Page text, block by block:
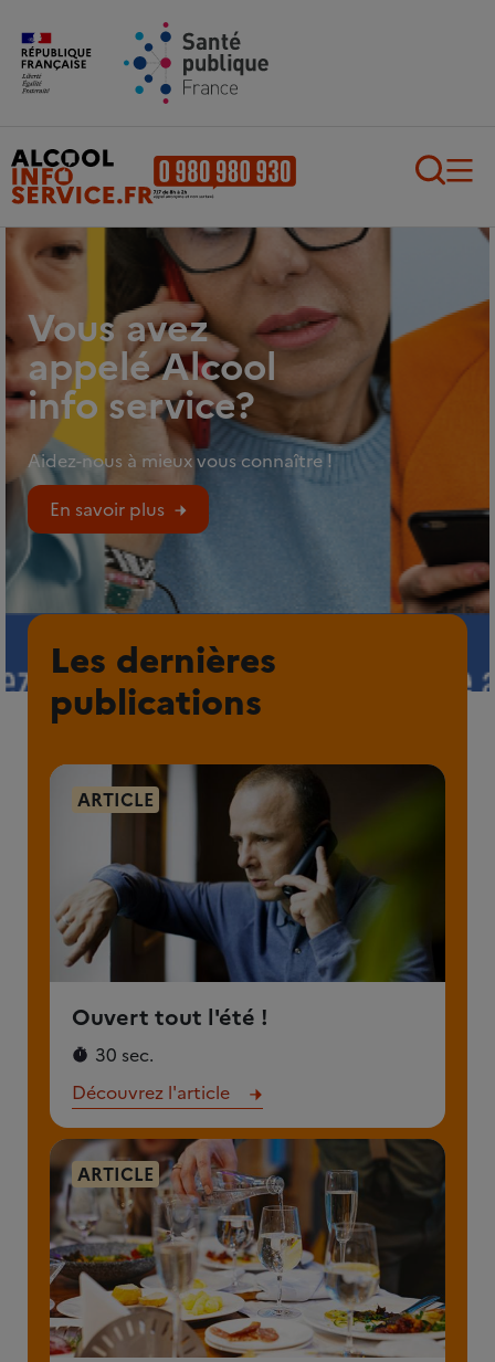
Aller au contenu principal
Vous avez
appelé Alcool
info service?
Aidez-nous à mieux vous connaître !
En savoir plus
Les dernières
publications
ARTICLE
Ouvert tout l'été !
30 sec.
Découvrez l'article
ARTICLE